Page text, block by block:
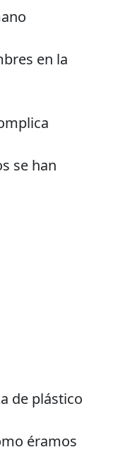
en la
se han
de plástico
éramos